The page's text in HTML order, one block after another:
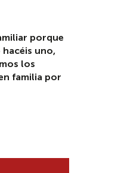
porque
uno,
los
familia por